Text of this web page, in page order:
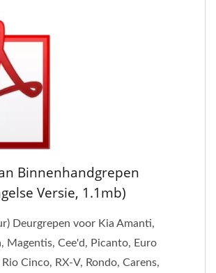
Binnenhandgrepen
Versie, 1.1mb)
Deurgrepen voor Kia Amanti,
Magentis, Cee'd, Picanto, Euro
Cinco, RX-V, Rondo, Carens,